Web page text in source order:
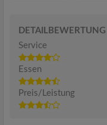
DETAILBEWERTUNG
Service
Essen
Preis/Leistung